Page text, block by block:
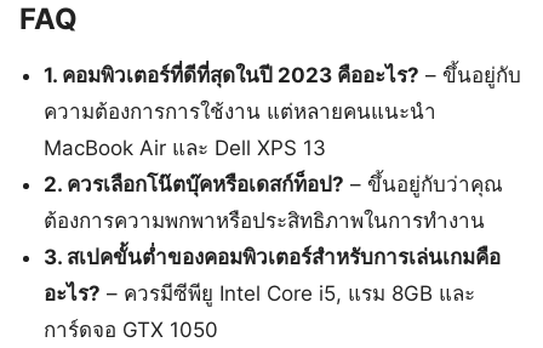
FAQ
1. คอมพิวเตอร์ที่ดีที่สุดในปี 2023 คืออะไร? – ขึ้นอยู่กับ
ความต้องการการใช้งาน แต่หลายคนแนะนำ
MacBook Air และ Dell XPS 13
2. ควรเลือกโน๊ตบุ๊คหรือเดสก์ท็อป? – ขึ้นอยู่กับว่าคุณ
ต้องการความพกพาหรือประสิทธิภาพในการทำงาน
3. สเปคขั้นต่ำของคอมพิวเตอร์สำหรับการเล่นเกมคือ
อะไร? – ควรมีซีพียู Intel Core i5, แรม 8GB และ
การ์ดจอ GTX 1050